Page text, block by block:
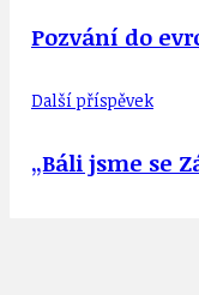
Pozvání do
Další příspěvek
„Báli jsme se